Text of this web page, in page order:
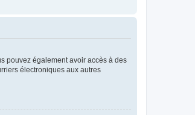
pouvez également avoir accès à des
électroniques aux autres